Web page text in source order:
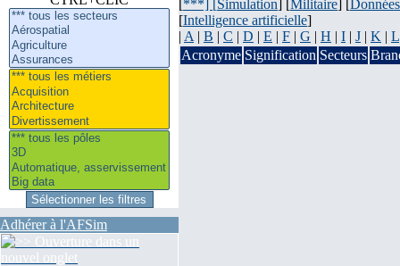
Adhérer à l'AFSim
[***] [Simulation] [Militaire] [Données
[Intelligence artificielle]
| A | B | C | D | E | F | G | H | I | J | K | L
Acronyme Signification Secteurs